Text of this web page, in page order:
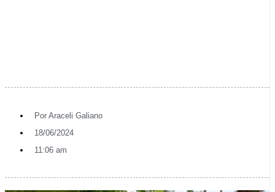
Por Araceli Galiano
18/06/2024
11:06 am